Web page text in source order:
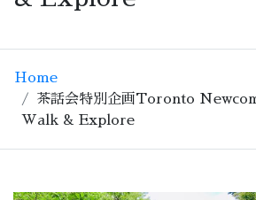
Home
茶話会特別企画Toronto
Walk & Explore